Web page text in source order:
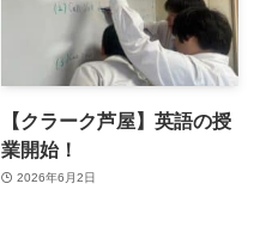
【クラーク芦屋】英語の授
業開始！
2026年6月2日